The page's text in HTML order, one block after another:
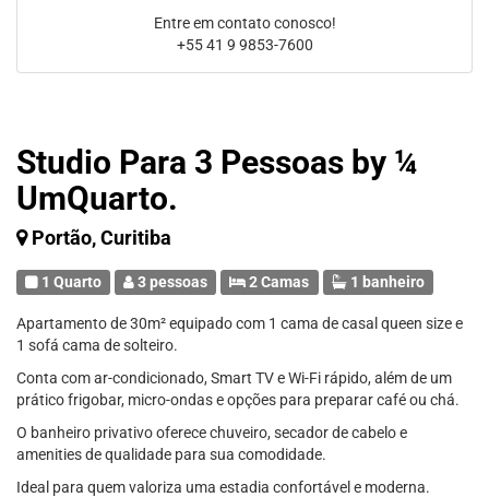
Studio Para 3 Pessoas by ¼
UmQuarto.
Portão, Curitiba
1 Quarto 3 pessoas 2 Camas 1 banheiro
Apartamento de 30m² equipado com 1 cama de casal queen size e
1 sofá cama de solteiro.
Conta com ar-condicionado, Smart TV e Wi-Fi rápido, além de um
prático frigobar, micro-ondas e opções para preparar café ou chá.
O banheiro privativo oferece chuveiro, secador de cabelo e
amenities de qualidade para sua comodidade.
Ideal para quem valoriza uma estadia confortável e moderna.
Entre em contato conosco!
+55 41 9 9853-7600